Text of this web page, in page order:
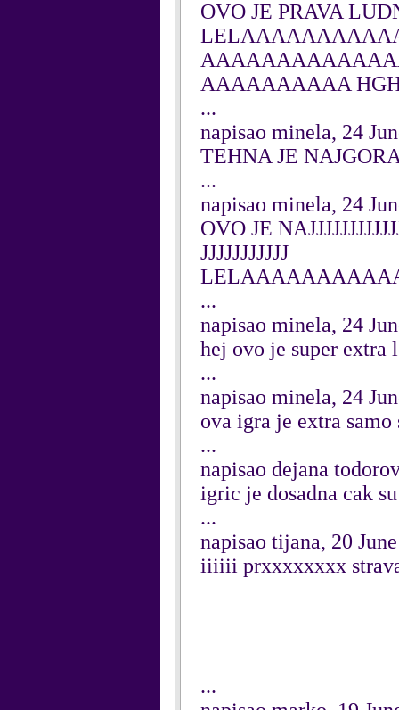
OVO JE PRAVA
AAAAAAAAAA
...
napisao minela, 24
TEHNA JE
...
napisao minela, 24
OVO JE
JJJJJJJJJJJ
...
napisao minela, 24
hej ovo je super
...
napisao minela, 24
ova igra je extra
...
napisao dejana
igric je dosadna cak
...
napisao tijana, 20
iiiiii prxxxxxxxx
...